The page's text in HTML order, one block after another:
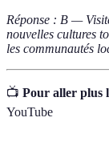
Réponse : B —
nouvelles cultures
les communautés
📺 Pour aller plus
YouTube